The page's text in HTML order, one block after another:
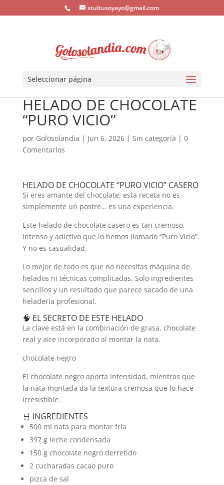
stultusoyayo@gmail.com
Seleccionar página
HELADO DE CHOCOLATE
“PURO VICIO”
por Golosolandia | Jun 6, 2026| Sin categoría | 0
Comentarios
HELADO DE CHOCOLATE “PURO VICIO” CASERO
Si eres amante del chocolate, esta receta no es
simplemente un postre… es una experiencia.
Este helado de chocolate casero es tan cremoso,
intenso y adictivo que lo hemos llamado “Puro Vicio”.
Y no es casualidad.
Lo mejor de todo es que no necesitas máquina de
helados ni técnicas complicadas. Solo ingredientes
sencillos y un resultado que parece sacado de una
heladería profesional.
🧠 EL SECRETO DE ESTE HELADO
La clave está en la combinación de grasa, chocolate
real y aire incorporado al montar la nata.
chocolate negro
El chocolate negro aporta intensidad, mientras que
la nata montada da la textura cremosa que lo hace
irresistible.
🛒 INGREDIENTES
500 ml nata para montar fría
397 g leche condensada
150 g chocolate negro derretido
2 cucharadas cacao puro
pizca de sal